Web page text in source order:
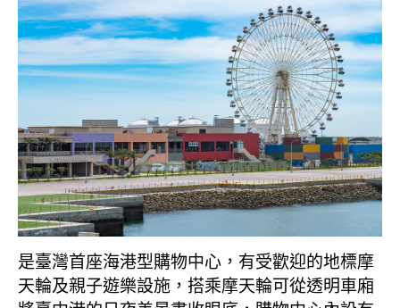
是臺灣首座海港型購物中心，有受歡迎的地標摩
天輪及親子遊樂設施，搭乘摩天輪可從透明車廂